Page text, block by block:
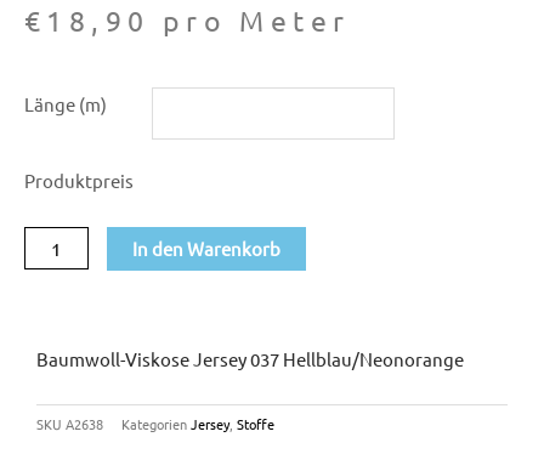
€ 18,90 pro Meter
Länge (m)
Produktpreis
Viskose
037
hellblau/neonorange
Menge
In den Warenkorb
Baumwoll-Viskose Jersey 037 Hellblau/neonorange
SKU A2638 KategorienJersey, Stoffe